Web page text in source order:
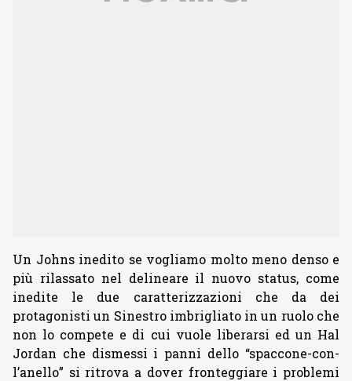
Un Johns inedito se vogliamo molto meno denso e
più rilassato nel delineare il nuovo status, come
inedite le due caratterizzazioni che da dei
protagonisti un Sinestro imbrigliato in un ruolo che
non lo compete e di cui vuole liberarsi ed un Hal
Jordan che dismessi i panni dello “spaccone-con-
l’anello” si ritrova a dover fronteggiare i problemi